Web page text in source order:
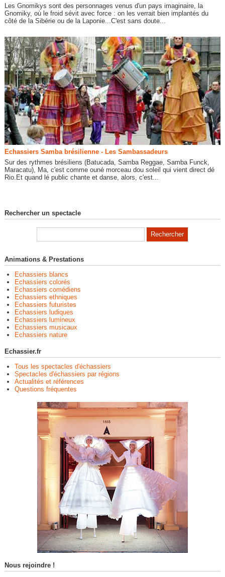
Les Gnomikys sont des personnages venus d'un pays imaginaire, la
Gnomiky, où le froid sévit avec force : on les verrait bien implantés du
côté de la Sibérie ou de la Laponie...C'est sans doute...
Echassiers Samba brésilienne - Les Sambassadeurs
Sur des rythmes brésiliens (Batucada, Samba Reggae, Samba Funck,
Maracatu), Ma, c'est comme ouné morceau dou soleil qui vient direct dé
Rio.Et quand lé public chante et danse, alors, c'est...
Rechercher un spectacle
Animations & Prestations
Echassiers blancs
Echassiers colorés
Echassiers comédiens
Echassiers ethniques
Echassiers futuristes
Echassiers ludiques
Echassiers lumineux
Echassiers musicaux
Echassiers nature
Echassier.fr
Tous les spectacles d'échassiers
Spectacles d'échassiers par régions
Actualités et références
Questions fréquentes
Nous rejoindre !